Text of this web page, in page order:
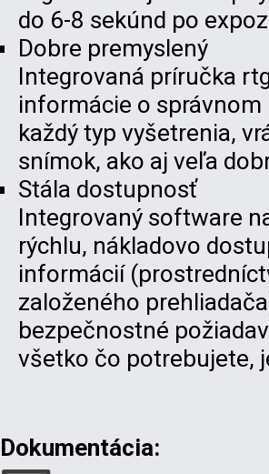
do 6-8 sekúnd po
Dobre premyslený
Integrovaná príručka
informácie o
každý typ vyšetrenia,
snímok, ako aj veľa
Stála dostupnosť
Integrovaný software
rýchlu, nákladovo
informácií
založeného
bezpečnostné
všetko čo potrebujete,
Dokumentácia: